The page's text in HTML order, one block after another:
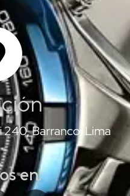
240, Barranco, Lima
en: